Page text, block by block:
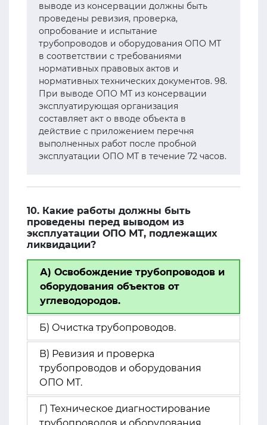
выводе из консервации должны быть
проведены ревизия, проверка,
опробование и испытание
трубопроводов и оборудования ОПО МТ
в соответствии с требованиями
нормативных правовых актов и
нормативных технических документов. 98.
При выводе ОПО МТ из консервации
эксплуатирующая организация
составляет акт о вводе объекта в
действие с приложением перечня
выполненных работ после пробной
эксплуатации ОПО МТ в течение 72 часов.
10. Какие работы должны быть
проведены перед выводом из
эксплуатации ОПО МТ, подлежащих
ликвидации?
А) Освобождение трубопроводов и
оборудования объектов от
углеводородов.
Б) Очистка трубопроводов.
В) Ревизия и проверка
трубопроводов и оборудования
ОПО МТ.
Г) Техническое диагностирование